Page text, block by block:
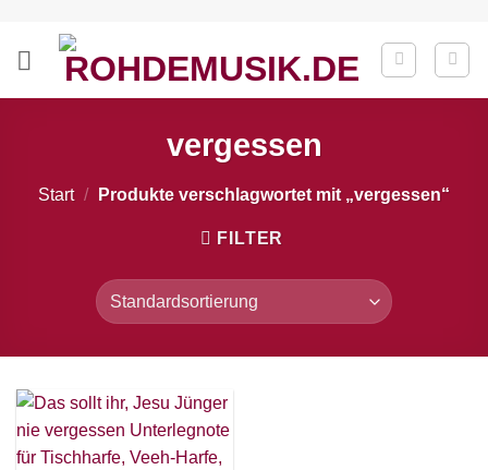
springen
vergessen
Start / Produkte verschlagwortet mit „vergessen“
FILTER